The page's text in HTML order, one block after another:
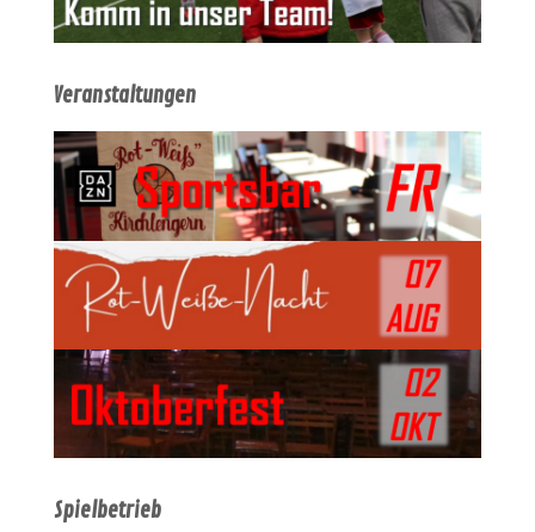
Veranstaltungen
Spielbetrieb